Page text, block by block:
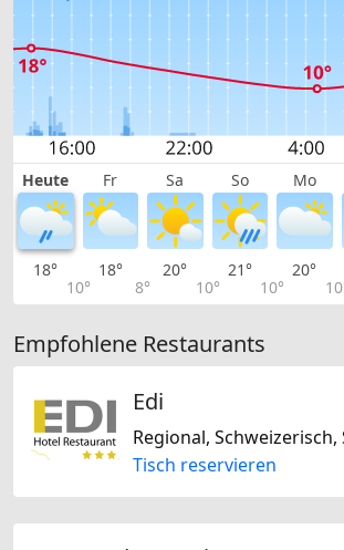
Heute Fr Sa So Mo
18°
10°
18°
8°
20°
10°
21°
10°
20°
Empfohlene Restaurants
Edi
Regional, Schweizerisch,
Tisch reservieren